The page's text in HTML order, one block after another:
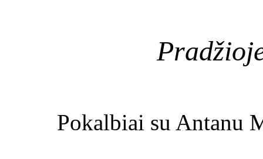
Pokalbiai su Antanu